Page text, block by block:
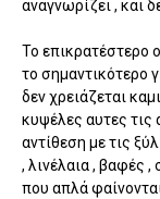
αναγνωρίζει , και
Το επικρατέστερο
το σημαντικότερο
δεν χρειάζεται
κυψέλες αυτες τις
αντίθεση με τις
, λινέλαια , βαφές ,
που απλά